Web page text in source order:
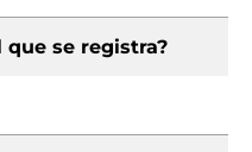
que se registra?